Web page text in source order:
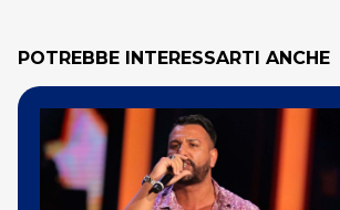
POTREBBE INTERESSARTI ANCHE